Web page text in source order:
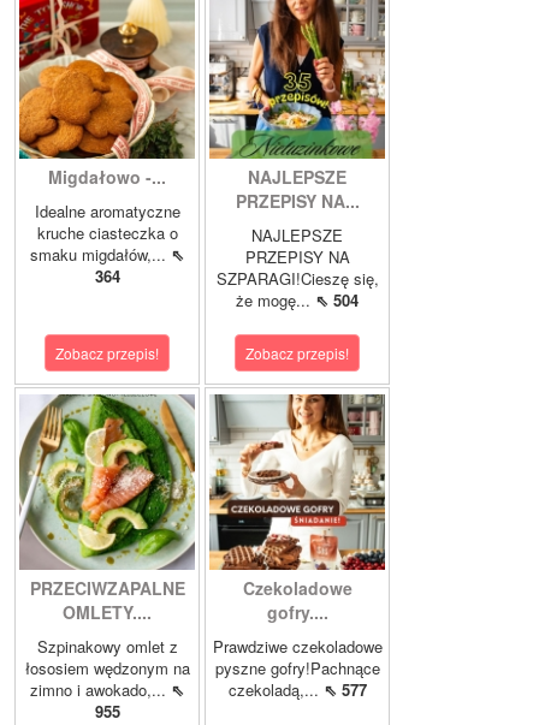
Migdałowo -...
Idealne aromatyczne
kruche ciasteczka o
smaku migdałów,... ⇖
364
Zobacz przepis!
NAJLEPSZE
PRZEPISY NA...
NAJLEPSZE
PRZEPISY NA
SZPARAGI!Cieszę się,
że mogę... ⇖ 504
Zobacz przepis!
PRZECIWZAPALNE
OMLETY....
Szpinakowy omlet z
łososiem wędzonym na
zimno i awokado,... ⇖
955
Czekoladowe
gofry....
Prawdziwe czekoladowe
pyszne gofry!Pachnące
czekoladą,... ⇖ 577